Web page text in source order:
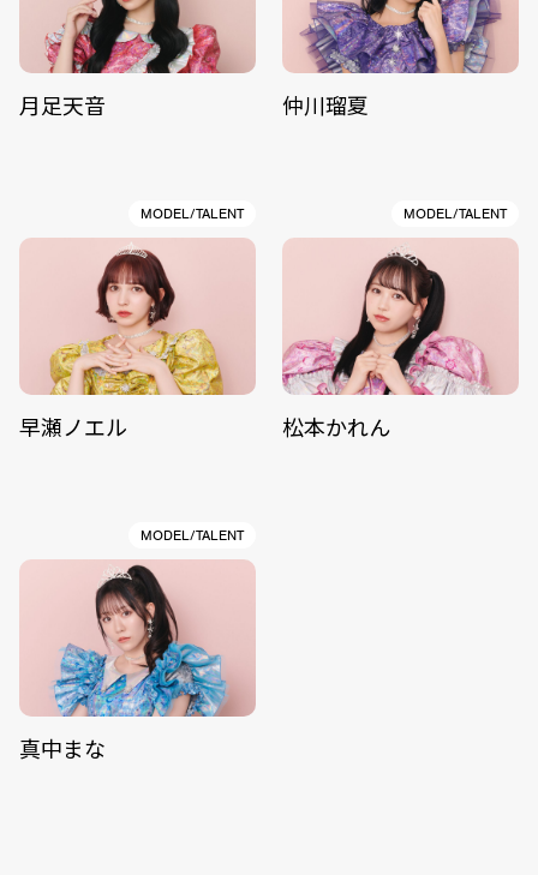
月足天音 仲川瑠夏
MODEL/TALENT
早瀬ノエル
MODEL/TALENT
松本かれん
MODEL/TALENT
真中まな